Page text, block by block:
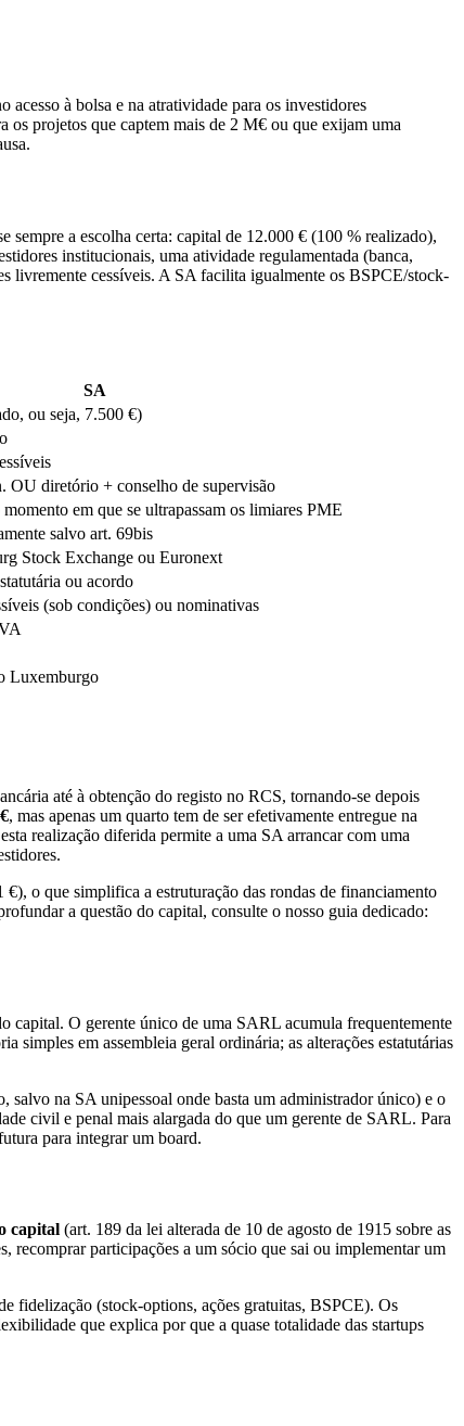
à bolsa e na atratividade para os investidores
projetos que captem mais de 2 M€ ou que exijam uma
sempre a escolha certa: capital de 12.000 € (100 % realizado),
institucionais, uma atividade regulamentada (banca,
livremente cessíveis. A SA facilita igualmente os BSPCE/stock-
SA
ou seja, 7.500 €)
OU diretório + conselho de supervisão
em que se ultrapassam os limiares PME
salvo art. 69bis
Stock Exchange ou Euronext
ou acordo
(sob condições) ou nominativas
Luxemburgo
até à obtenção do registo no RCS, tornando-se depois
, mas apenas um quarto tem de ser efetivamente entregue na
realização diferida permite a uma SA arrancar com uma
o que simplifica a estruturação das rondas de financiamento
a questão do capital, consulte o nosso guia dedicado:
capital. O gerente único de uma SARL acumula frequentemente
simples em assembleia geral ordinária; as alterações estatutárias
salvo na SA unipessoal onde basta um administrador único) e o
civil e penal mais alargada do que um gerente de SARL. Para
para integrar um board.
capital (art. 189 da lei alterada de 10 de agosto de 1915 sobre as
recomprar participações a um sócio que sai ou implementar um
fidelização (stock-options, ações gratuitas, BSPCE). Os
que explica por que a quase totalidade das startups